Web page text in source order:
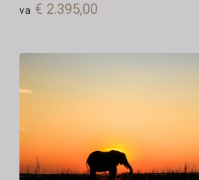
va € 2.395,00